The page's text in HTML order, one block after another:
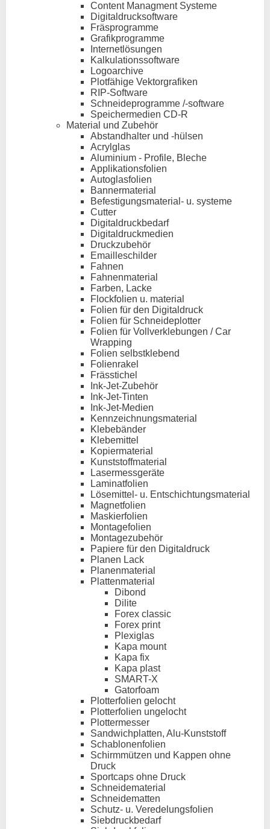
Content Managment Systeme
Digitaldrucksoftware
Fräsprogramme
Grafikprogramme
Internetlösungen
Kalkulationssoftware
Logoarchive
Plotfähige Vektorgrafiken
RIP-Software
Schneideprogramme /-software
Speichermedien CD-R
Material und Zubehör
Abstandhalter und -hülsen
Acrylglas
Aluminium - Profile, Bleche
Applikationsfolien
Autoglasfolien
Bannermaterial
Befestigungsmaterial- u. systeme
Cutter
Digitaldruckbedarf
Digitaldruckmedien
Druckzubehör
Emailleschilder
Fahnen
Fahnenmaterial
Farben, Lacke
Flockfolien u. material
Folien für den Digitaldruck
Folien für Schneideplotter
Folien für Vollverklebungen / Car
Wrapping
Folien selbstklebend
Folienrakel
Frässtichel
Ink-Jet-Zubehör
Ink-Jet-Tinten
Ink-Jet-Medien
Kennzeichnungsmaterial
Klebebänder
Klebemittel
Kopiermaterial
Kunststoffmaterial
Lasermessgeräte
Laminatfolien
Lösemittel- u. Entschichtungsmaterial
Magnetfolien
Maskierfolien
Montagefolien
Montagezubehör
Papiere für den Digitaldruck
Planen Lack
Planenmaterial
Plattenmaterial
Dibond
Dilite
Forex classic
Forex print
Plexiglas
Kapa mount
Kapa fix
Kapa plast
SMART-X
Gatorfoam
Plotterfolien gelocht
Plotterfolien ungelocht
Plottermesser
Sandwichplatten, Alu-Kunststoff
Schablonenfolien
Schirmmützen und Kappen ohne
Druck
Sportcaps ohne Druck
Schneidematerial
Schneidematten
Schutz- u. Veredelungsfolien
Siebdruckbedarf